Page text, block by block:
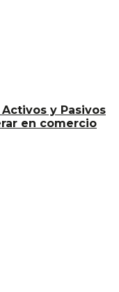
y Pasivos
en comercio